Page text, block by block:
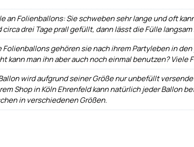
an Folienballons: Sie schweben sehr lange und oft
circa drei Tage prall gefüllt, dann lässt die Fülle langsam
Folienballons gehören sie nach ihrem Partyleben in
kann man ihn aber auch noch einmal benutzen? Viele
wird aufgrund seiner Größe nur unbefüllt
Shop in Köln Ehrenfeld kann natürlich jeder Ballon
in verschiedenen Größen.